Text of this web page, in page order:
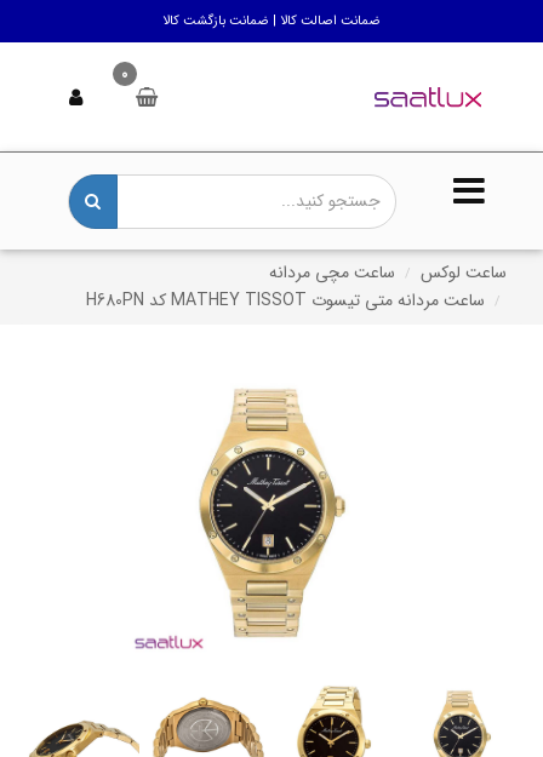
ضمانت اصالت کالا | ضمانت بازگشت کالا
0
ساعت لوکس
ساعت مچی مردانه
ساعت مردانه متی تیسوت MATHEY TISSOT کد H680PN